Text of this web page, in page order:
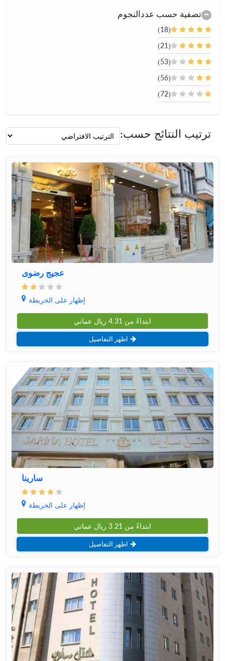
تصفية حسب عددالنجوم
(18)
(21)
(53)
(56)
(72)
ترتيب النتائج حسب:
عجیج رضوی
إظهار على الخريطة
ابتداءً من 4.31 ريال عماني
اظهر التفاصيل
سارینا
إظهار على الخريطة
ابتداءً من 3.21 ريال عماني
اظهر التفاصيل